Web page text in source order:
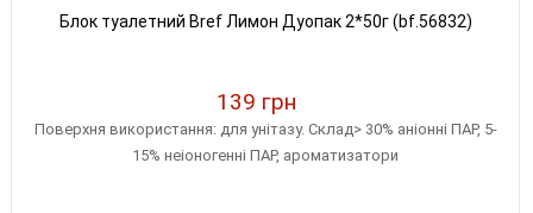
Блок туалетний Bref Лимон Дуопак 2*50г (bf.56832)
139 грн
Поверхня використання: для унітазу. Склад> 30% аніонні ПАР, 5-
15% неіоногенні ПАР, ароматизатори